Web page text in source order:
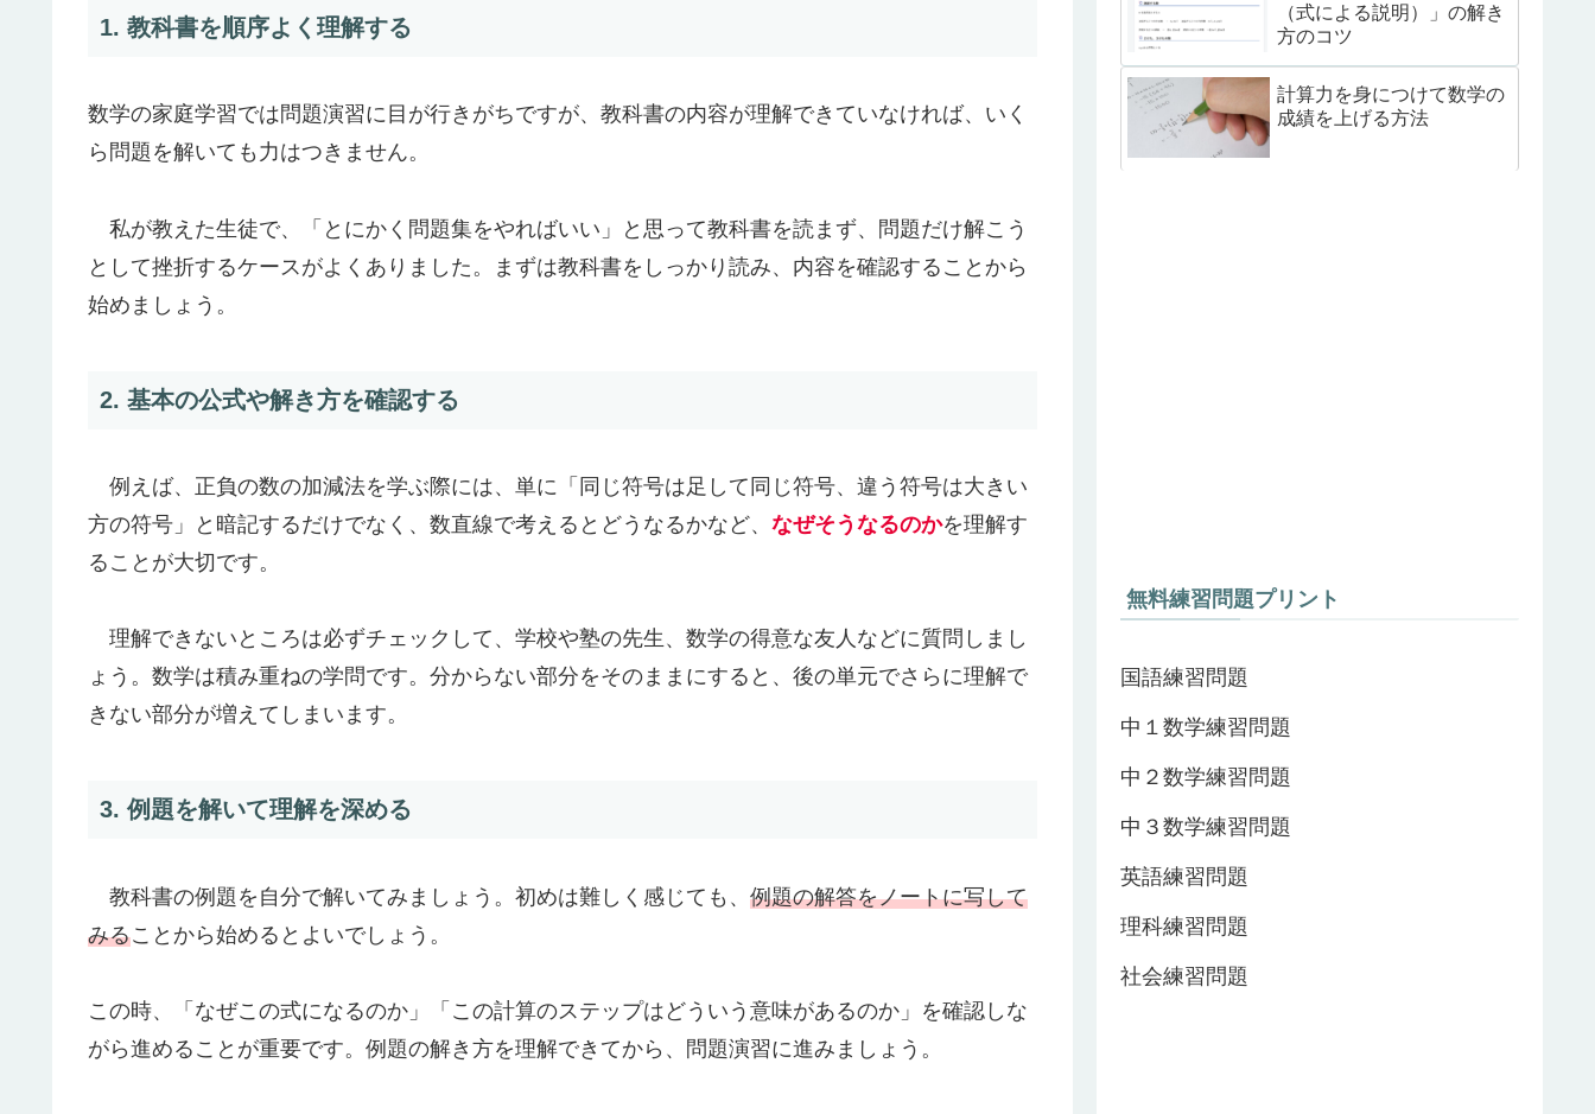
1. 教科書を順序よく理解する
数学の家庭学習では問題演習に目が行きがちですが、教科書の内容が理解できていなければ、いく
ら問題を解いても力はつきません。
私が教えた生徒で、「とにかく問題集をやればいい」と思って教科書を読まず、問題だけ解こう
として挫折するケースがよくありました。まずは教科書をしっかり読み、内容を確認することから
始めましょう。
2. 基本の公式や解き方を確認する
例えば、正負の数の加減法を学ぶ際には、単に「同じ符号は足して同じ符号、違う符号は大きい
方の符号」と暗記するだけでなく、数直線で考えるとどうなるかなど、 なぜそうなるのかを理解す
ることが大切です。
理解できないところは必ずチェックして、学校や塾の先生、数学の得意な友人などに質問しまし
ょう。数学は積み重ねの学問です。分からない部分をそのままにすると、後の単元でさらに理解で
きない部分が増えてしまいます。
3. 例題を解いて理解を深める
教科書の例題を自分で解いてみましょう。初めは難しく感じても、 例題の解答をノートに写して
みることから始めるとよいでしょう。
この時、「なぜこの式になるのか」「この計算のステップはどういう意味があるのか」を確認しな
がら進めることが重要です。例題の解き方を理解できてから、問題演習に進みましょう。
（式による説明）」の解き
方のコツ
計算力を身につけて数学の
成績を上げる方法
無料練習問題プリント
国語練習問題
中１数学練習問題
中２数学練習問題
中３数学練習問題
英語練習問題
理科練習問題
社会練習問題